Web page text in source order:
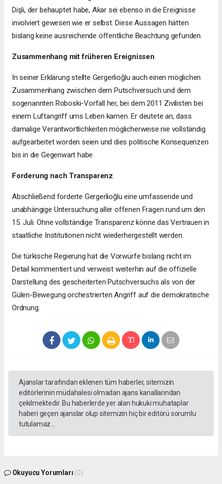
Dişli, der behauptet habe, Akar sei ebenso in die Ereignisse
involviert gewesen wie er selbst. Diese Aussagen hätten
bislang keine ausreichende öffentliche Beachtung gefunden.
Zusammenhang mit früheren Ereignissen
In seiner Erklärung stellte Gergerlioğlu auch einen möglichen
Zusammenhang zwischen dem Putschversuch und dem
sogenannten Roboski-Vorfall her, bei dem 2011 Zivilisten bei
einem Luftangriff ums Leben kamen. Er deutete an, dass
damalige Verantwortlichkeiten möglicherweise nie vollständig
aufgearbeitet worden seien und dies politische Konsequenzen
bis in die Gegenwart habe.
Forderung nach Transparenz
Abschließend forderte Gergerlioğlu eine umfassende und
unabhängige Untersuchung aller offenen Fragen rund um den
15. Juli. Ohne vollständige Transparenz könne das Vertrauen in
staatliche Institutionen nicht wiederhergestellt werden.
Die türkische Regierung hat die Vorwürfe bislang nicht im
Detail kommentiert und verweist weiterhin auf die offizielle
Darstellung des gescheiterten Putschversuchs als von der
Gülen-Bewegung orchestrierten Angriff auf die demokratische
Ordnung.
Ajanslar tarafından eklenen tüm haberler, sitemizin
editörlerinin müdahalesi olmadan ajans kanallarından
çekilmektedir. Bu haberlerde yer alan hukuki muhataplar
haberi geçen ajanslar olup sitemizin hiç bir editörü sorumlu
tutulamaz...
Okuyucu Yorumları (0)